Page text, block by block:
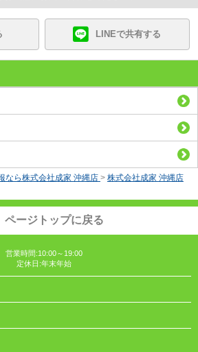
LINEで共有する
なら株式会社成家 沖縄店 > 株式会社成家 沖縄店
ページトップに戻る
営業時間:10:00～19:00
定休日:年末年始